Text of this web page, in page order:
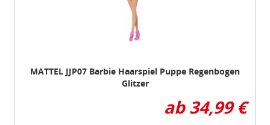
MATTEL JJP07 Barbie Haarspiel Puppe Regenbogen
Glitzer
ab 34,99 €